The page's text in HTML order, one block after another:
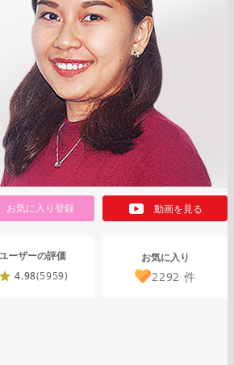
お気に入り登録 動画を見る
ーザーの評価
4.98(5959)
お気に入り
2292 件